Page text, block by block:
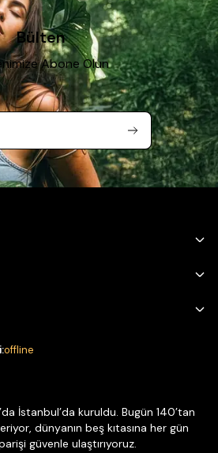
Bülten
Abone Olun
offline
İstanbul’da kuruldu. Bugün 140’tan
dünyanın beş kıtasına her gün
güvenle ulaştırıyoruz.